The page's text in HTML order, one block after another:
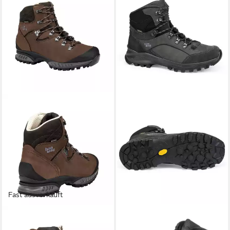
Fast ausverkauft
Tatra II Wide GTX
Banks GTX Wanderstiefel